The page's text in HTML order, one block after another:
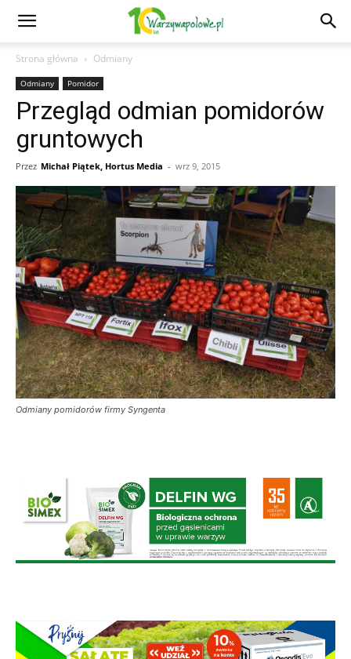
Strona główna Odmiany
Odmiany Pomidor
Przegląd odmian pomidorów
gruntowych
Przez Michał Piątek, Hortus Media - wrz 9, 2015
Odmiany pomidorów firmy Syngenta